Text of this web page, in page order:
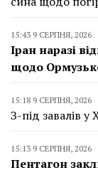
15:43 9 СЕРПНЯ, 2026
Іран наразі
щодо
15:18 9 СЕРПНЯ, 2026
З-під завалів у
15:13 9 СЕРПНЯ, 2026
Пентагон